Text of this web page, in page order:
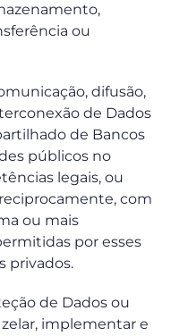
ou
difusão,
de Dados
de Bancos
públicos no
legais, ou
com
ou mais
por esses
privados.
de Dados ou
implementar e